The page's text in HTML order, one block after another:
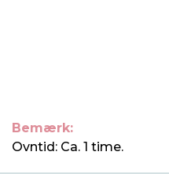
Bemærk:
Ovntid: Ca. 1 time.